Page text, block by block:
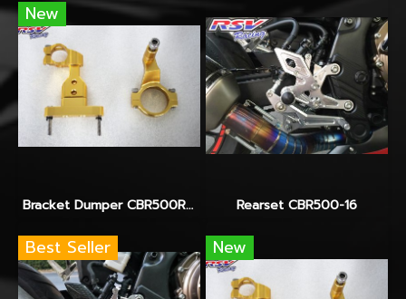
New
Bracket Dumper CBR500R-16 จับHyperpro Rearset CBR500-16
Best Seller New